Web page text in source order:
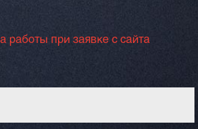
работы при заявке с сайта